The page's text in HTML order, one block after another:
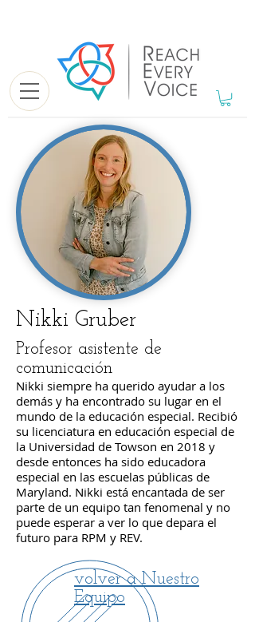
Nikki Gruber
Profesor asistente de
comunicación
Nikki siempre ha querido ayudar a los
demás y ha encontrado su lugar en el
mundo de la educación especial. Recibió
su licenciatura en educación especial de
la Universidad de Towson en 2018 y
desde entonces ha sido educadora
especial en las escuelas públicas de
Maryland. Nikki está encantada de ser
parte de un equipo tan fenomenal y no
puede esperar a ver lo que depara el
futuro para RPM y REV.
volver a Nuestro
Equipo